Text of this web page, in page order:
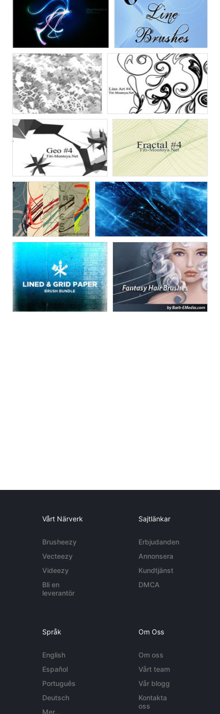
Vårt Närverk
Brusheezy
Vecteezy
Videezy
Bli en
leverantör
Sajtlänkar
Erbjudanden
Annonsera
Kundtjänst
DMCA
Språk
English
Español
Português
Deutsch
Mer...
Om Oss
Om oss
Vårt team
Vår blogg
Kontakta
oss